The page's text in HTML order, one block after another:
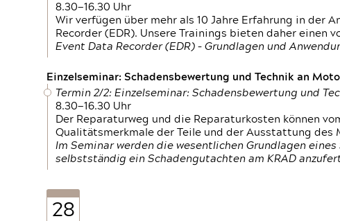
8.30—16.30 Uhr
Wir verfügen über mehr als 10 Jahre Erfahrung in der
Recorder (EDR). Unsere Trainings bieten daher einen
Event Data Recorder (EDR) – Grundlagen und
Einzelseminar: Schadensbewertung und Technik an
Termin 2/2: Einzelseminar: Schadensbewertung und
8.30—16.30 Uhr
Der Reparaturweg und die Reparaturkosten können
Qualitätsmerkmale der Teile und der Ausstattung des
Im Seminar werden die wesentlichen Grundlagen
selbstständig ein Schadengutachten am KRAD
28